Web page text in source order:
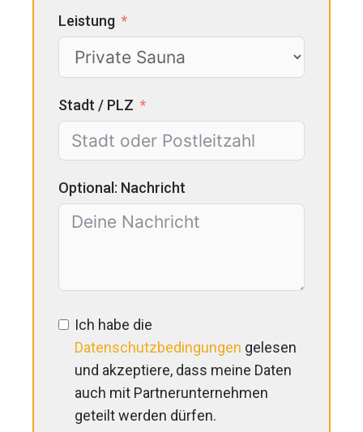
Leistung
Stadt / PLZ
Optional: Nachricht
Ich habe die
Datenschutzbedingungen gelesen
und akzeptiere, dass meine Daten
auch mit Partnerunternehmen
geteilt werden dürfen.